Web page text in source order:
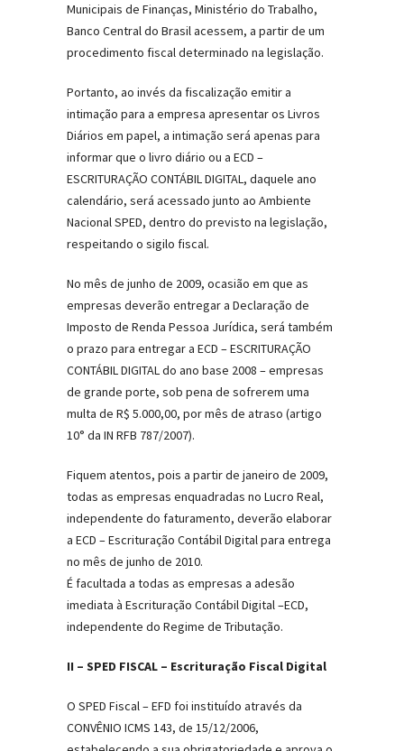
Municipais de Finanças, Ministério do Trabalho,
Banco Central do Brasil acessem, a partir de um
procedimento fiscal determinado na legislação.
Portanto, ao invés da fiscalização emitir a
intimação para a empresa apresentar os Livros
Diários em papel, a intimação será apenas para
informar que o livro diário ou a ECD –
ESCRITURAÇÃO CONTÁBIL DIGITAL, daquele ano
calendário, será acessado junto ao Ambiente
Nacional SPED, dentro do previsto na legislação,
respeitando o sigilo fiscal.
No mês de junho de 2009, ocasião em que as
empresas deverão entregar a Declaração de
Imposto de Renda Pessoa Jurídica, será também
o prazo para entregar a ECD – ESCRITURAÇÃO
CONTÁBIL DIGITAL do ano base 2008 – empresas
de grande porte, sob pena de sofrerem uma
multa de R$ 5.000,00, por mês de atraso (artigo
10° da IN RFB 787/2007).
Fiquem atentos, pois a partir de janeiro de 2009,
todas as empresas enquadradas no Lucro Real,
independente do faturamento, deverão elaborar
a ECD – Escrituração Contábil Digital para entrega
no mês de junho de 2010.
É facultada a todas as empresas a adesão
imediata à Escrituração Contábil Digital –ECD,
independente do Regime de Tributação.
II – SPED FISCAL – Escrituração Fiscal Digital
O SPED Fiscal – EFD foi instituído através da
CONVÊNIO ICMS 143, de 15/12/2006,